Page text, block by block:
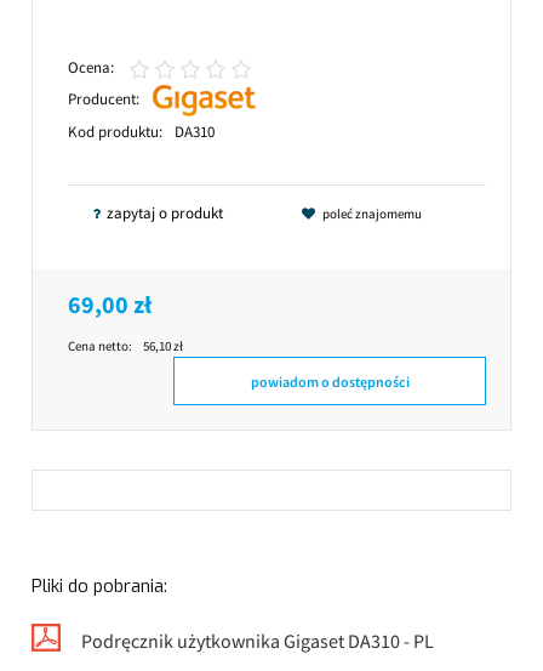
Ocena:
Producent:
Kod produktu:
DA310
zapytaj o produkt poleć znajomemu
69,00 zł
Cena netto: 56,10 zł
powiadom o dostępności
Pliki do pobrania:
Podręcznik użytkownika Gigaset DA310 - PL